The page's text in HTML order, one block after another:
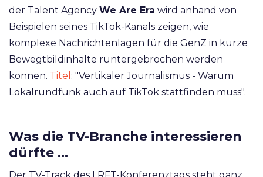
der Talent Agency We Are Era wird anhand von
Beispielen seines TikTok-Kanals zeigen, wie
komplexe Nachrichtenlagen für die GenZ in kurze
Bewegtbildinhalte runtergebrochen werden
können. Titel : "Vertikaler Journalismus - Warum
Lokalrundfunk auch auf TikTok stattfinden muss".
Was die TV-Branche interessieren
dürfte …